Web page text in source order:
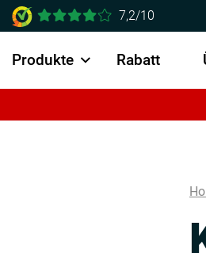
7,2/10
Produkte Rabatt